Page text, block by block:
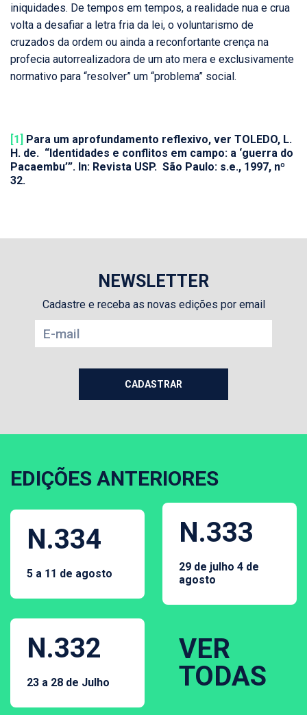
iniquidades. De tempos em tempos, a realidade nua e crua
volta a desafiar a letra fria da lei, o voluntarismo de
cruzados da ordem ou ainda a reconfortante crença na
profecia autorrealizadora de um ato mera e exclusivamente
normativo para “resolver” um “problema” social.
[1]
Para um aprofundamento reflexivo, ver TOLEDO, L.
H. de. “Identidades e conflitos em campo: a ‘guerra do
Pacaembu’”. In: Revista USP. São Paulo: s.e., 1997, nº
32.
NEWSLETTER
Cadastre e receba as novas edições por email
EDIÇÕES ANTERIORES
N.334
5 a 11 de agosto
N.333
29 de julho 4 de
agosto
N.332
23 a 28 de Julho
VER
TODAS